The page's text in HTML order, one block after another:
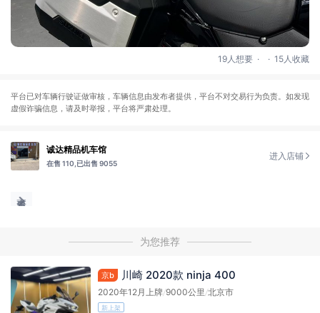
19人想要 . . 15人收藏
平台已对车辆行驶证做审核，车辆信息由发布者提供，平台不对交易行为负责。如发现
虚假诈骗信息，请及时举报，平台将严肃处理。
诚达精品机车馆
在售 110, 已出售 9055
进入店铺
为您推荐
京b 川崎 2020款 ninja 400
2020年12月上牌/9000公里/北京市
新上架